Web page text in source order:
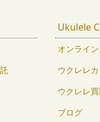
Ukulele
オンライ
ウクレレ
ウクレレ
ブログ